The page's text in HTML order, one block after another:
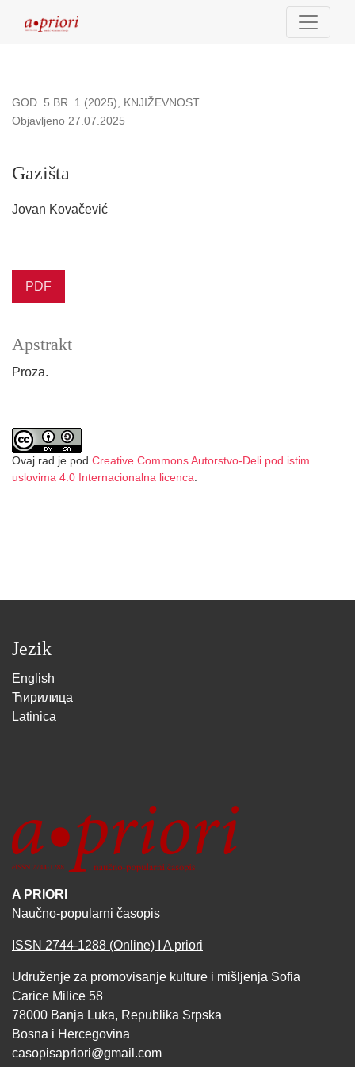
GOD. 5 BR. 1 (2025), KNJIŽEVNOST
Gazišta
Objavljeno 27.07.2025
Jovan Kovačević
PDF
Apstrakt
Proza.
Ovaj rad je pod Creative Commons Autorstvo-Deli pod istim
uslovima 4.0 Internacionalna licenca.
Jezik
English
Ћирилица
Latinica
A PRIORI
Naučno-popularni časopis
ISSN 2744-1288 (Online) I A priori
Udruženje za promovisanje kulture i mišljenja Sofia
Carice Milice 58
78000 Banja Luka, Republika Srpska
Bosna i Hercegovina
casopisapriori@gmail.com